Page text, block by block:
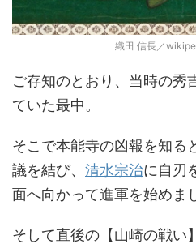
織田 信長／
ご存知のとおり、当時の秀
ていた最中。
そこで本能寺の凶報を知る
議を結び、 清水宗治に自刃
面へ向かって進軍を始めま
そして直後の【山崎の戦い